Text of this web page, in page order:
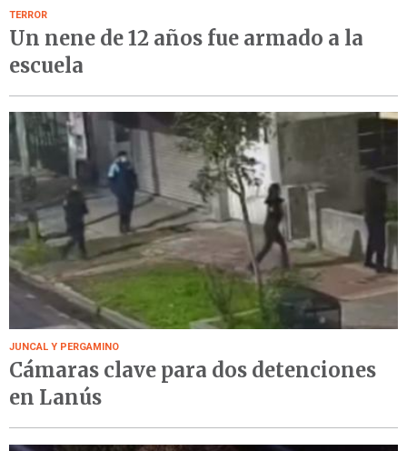
TERROR
Un nene de 12 años fue armado a la
escuela
JUNCAL Y PERGAMINO
Cámaras clave para dos detenciones
en Lanús